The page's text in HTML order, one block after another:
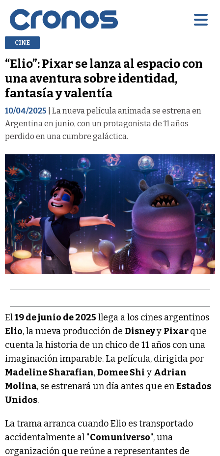
CINE
“Elio”: Pixar se lanza al espacio con
una aventura sobre identidad,
fantasía y valentía
10/04/2025 | La nueva película animada se estrena en
Argentina en junio, con un protagonista de 11 años
perdido en una cumbre galáctica.
El19 de junio de 2025 llega a los cines argentinos
Elio, la nueva producción de Disneyy Pixarque
cuenta la historia de un chico de 11 años con una
imaginación imparable. La película, dirigida por
Madeline Sharafian,Domee Shi y Adrian
Molina, se estrenará un día antes que enEstados
Unidos.
La trama arranca cuando Elio es transportado
accidentalmente al "Comuniverso", una
organización que reúne a representantes de